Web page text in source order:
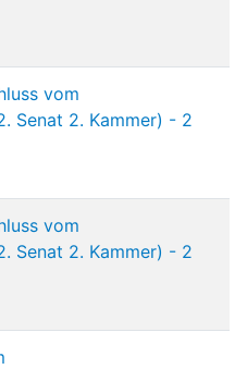
vom
Senat 2. Kammer) - 2
vom
Senat 2. Kammer) - 2